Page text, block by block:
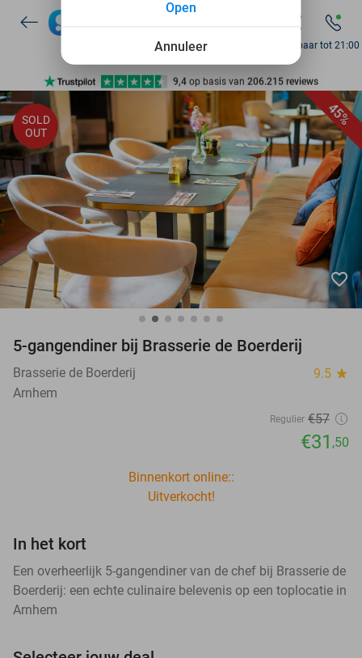
7 dagen per week beschikbaar
10+ miljoen leden
Ontdek 15.000+ deals
7 dagen per week beschikbaar
10+ miljoen leden
Bereikbaar tot 21:00
45%
SOLD
OUT
favorite_border
5-gangendiner bij Brasserie de Boerderij
Brasserie de Boerderij 9.5 star
Arnhem
Regulier €57
€31 ,50
Binnenkort online::
Uitverkocht!
In het kort
Een overheerlijk 5-gangendiner van de chef bij Brasserie de
Boerderij: een echte culinaire belevenis op een toplocatie in
Arnhem
Annuleer
Open